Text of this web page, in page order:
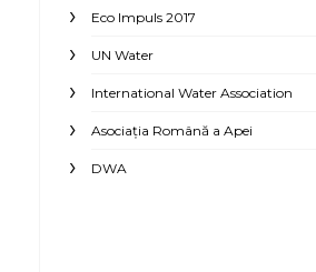
Eco Impuls 2017
UN Water
International Water Association
Asociaţia Română a Apei
DWA